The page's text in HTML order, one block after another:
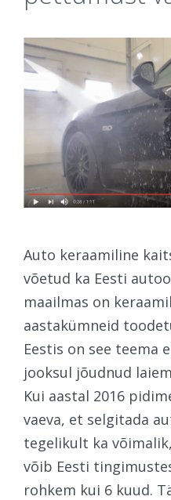
View
Larger
Image
Auto keraamiline
võetud ka Eesti
maailmas on
aastakümneid
Eestis on see teema
jooksul jõudnud
Kui aastal 2016
vaeva, et selgitada
tegelikult ka
võib Eesti
rohkem kui 6 kuud.